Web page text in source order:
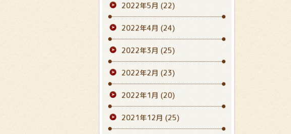
2022年5月 (22)
2022年4月 (24)
2022年3月 (25)
2022年2月 (23)
2022年1月 (20)
2021年12月 (25)